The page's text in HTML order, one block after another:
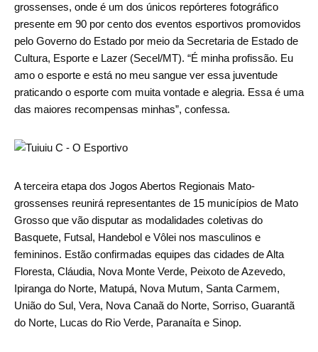
grossenses, onde é um dos únicos repórteres fotográfico
presente em 90 por cento dos eventos esportivos promovidos
pelo Governo do Estado por meio da Secretaria de Estado de
Cultura, Esporte e Lazer (Secel/MT). “É minha profissão. Eu
amo o esporte e está no meu sangue ver essa juventude
praticando o esporte com muita vontade e alegria. Essa é uma
das maiores recompensas minhas”, confessa.
A terceira etapa dos Jogos Abertos Regionais Mato-
grossenses reunirá representantes de 15 municípios de Mato
Grosso que vão disputar as modalidades coletivas do
Basquete, Futsal, Handebol e Vôlei nos masculinos e
femininos. Estão confirmadas equipes das cidades de Alta
Floresta, Cláudia, Nova Monte Verde, Peixoto de Azevedo,
Ipiranga do Norte, Matupá, Nova Mutum, Santa Carmem,
União do Sul, Vera, Nova Canaã do Norte, Sorriso, Guarantã
do Norte, Lucas do Rio Verde, Paranaíta e Sinop.